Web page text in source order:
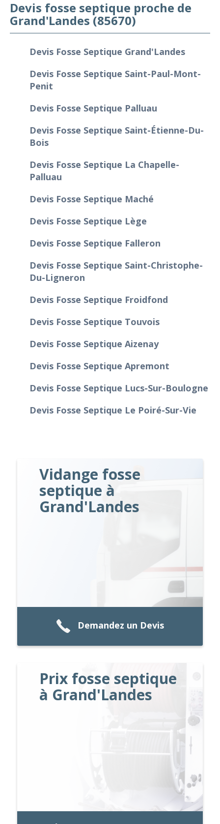
Devis fosse septique proche de
Grand'Landes (85670)
Devis Fosse Septique Grand'Landes
Devis Fosse Septique Saint-Paul-Mont-
Penit
Devis Fosse Septique Palluau
Devis Fosse Septique Saint-Étienne-Du-
Bois
Devis Fosse Septique La Chapelle-
Palluau
Devis Fosse Septique Maché
Devis Fosse Septique Lège
Devis Fosse Septique Falleron
Devis Fosse Septique Saint-Christophe-
Du-Ligneron
Devis Fosse Septique Froidfond
Devis Fosse Septique Touvois
Devis Fosse Septique Aizenay
Devis Fosse Septique Apremont
Devis Fosse Septique Lucs-Sur-Boulogne
Devis Fosse Septique Le Poiré-Sur-Vie
Vidange fosse
septique à
Grand'Landes
Demandez un Devis
Prix fosse septique
à Grand'Landes